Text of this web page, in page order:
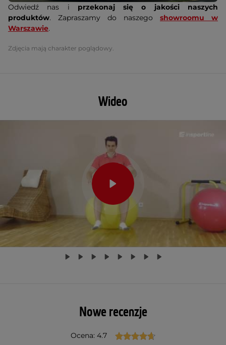
Odwiedź nas i przekonaj się o jakości naszych
produktów. Zapraszamy do naszego showroomu w
Warszawie.
Zdjęcia mają charakter poglądowy.
Wideo
Nowe recenzje
Ocena: 4.7